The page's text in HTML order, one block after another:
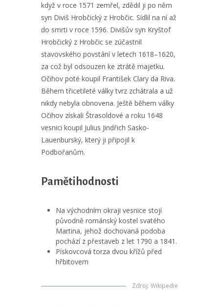
když v roce 1571 zemřel, zdědil ji po něm
syn Diviš Hrobčický z Hrobčic. Sídlil na ní až
do smrti v roce 1596. Divišův syn Kryštof
Hrobčický z Hrobčic se zúčastnil
stavovského povstání v letech 1618–1620,
za což byl odsouzen ke ztrátě majetku.
Očihov poté koupil František Clary da Riva.
Během třicetileté války tvrz zchátrala a už
nikdy nebyla obnovena. Ještě během války
Očihov získali Štrasoldové a roku 1648
vesnici koupil Julius Jindřich Sasko-
Lauenburský, který ji připojil k
Podbořanům.
Pamětihodnosti
Na východním okraji vesnice stojí
původně románský kostel svatého
Martina, jehož dochovaná podoba
pochází z přestaveb z let 1790 a 1841.
Pískovcová torza dvou křížů před
hřbitovem
Zdroj: Wikipedie